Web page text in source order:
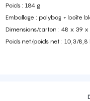
Poids : 184 g
Emballage : polybag + boîte
Dimensions/carton : 48 x 39
Poids net/poids net : 10,3/8,8